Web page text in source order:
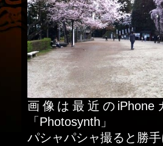
画像は最近の
「Photosynth」
パシャパシャ撮ると勝